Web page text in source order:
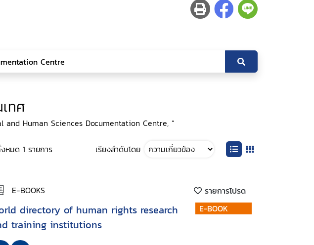
ทศ
and Human Sciences Documentation Centre, ”
หมด 1 รายการ เรียงลำดับโดย
E-BOOKS รายการโปรด
directory of human rights research
training institutions
E-BOOK